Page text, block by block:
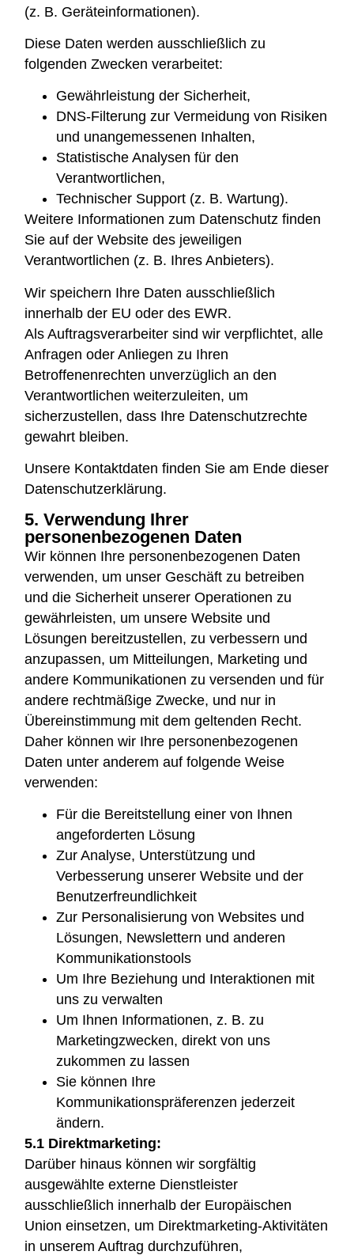
(z. B. Geräteinformationen).
Diese Daten werden ausschließlich zu
folgenden Zwecken verarbeitet:
Gewährleistung der Sicherheit,
DNS-Filterung zur Vermeidung von Risiken
und unangemessenen Inhalten,
Statistische Analysen für den
Verantwortlichen,
Technischer Support (z. B. Wartung).
Weitere Informationen zum Datenschutz finden
Sie auf der Website des jeweiligen
Verantwortlichen (z. B. Ihres Anbieters).
Wir speichern Ihre Daten ausschließlich
innerhalb der EU oder des EWR.
Als Auftragsverarbeiter sind wir verpflichtet, alle
Anfragen oder Anliegen zu Ihren
Betroffenenrechten unverzüglich an den
Verantwortlichen weiterzuleiten, um
sicherzustellen, dass Ihre Datenschutzrechte
gewahrt bleiben.
Unsere Kontaktdaten finden Sie am Ende dieser
Datenschutzerklärung.
5. Verwendung Ihrer
personenbezogenen Daten
Wir können Ihre personenbezogenen Daten
verwenden, um unser Geschäft zu betreiben
und die Sicherheit unserer Operationen zu
gewährleisten, um unsere Website und
Lösungen bereitzustellen, zu verbessern und
anzupassen, um Mitteilungen, Marketing und
andere Kommunikationen zu versenden und für
andere rechtmäßige Zwecke, und nur in
Übereinstimmung mit dem geltenden Recht.
Daher können wir Ihre personenbezogenen
Daten unter anderem auf folgende Weise
verwenden:
Für die Bereitstellung einer von Ihnen
angeforderten Lösung
Zur Analyse, Unterstützung und
Verbesserung unserer Website und der
Benutzerfreundlichkeit
Zur Personalisierung von Websites und
Lösungen, Newslettern und anderen
Kommunikationstools
Um Ihre Beziehung und Interaktionen mit
uns zu verwalten
Um Ihnen Informationen, z. B. zu
Marketingzwecken, direkt von uns
zukommen zu lassen
Sie können Ihre
Kommunikationspräferenzen jederzeit
ändern.
5.1 Direktmarketing:
Darüber hinaus können wir sorgfältig
ausgewählte externe Dienstleister
ausschließlich innerhalb der Europäischen
Union einsetzen, um Direktmarketing-Aktivitäten
in unserem Auftrag durchzuführen,